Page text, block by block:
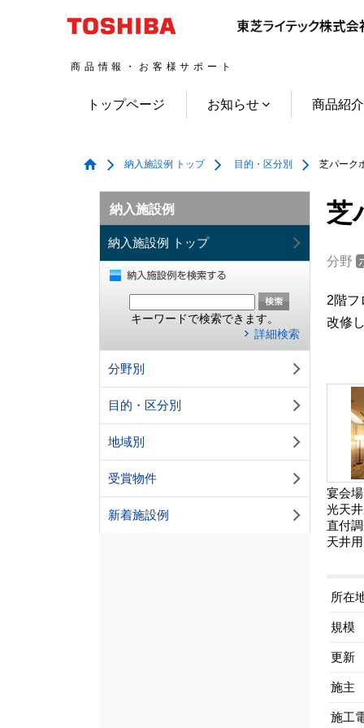
商品情報・お客様サポート
トップページ お知らせ 商品紹介
納入施設例 トップ 目的・区分別 芝パーク
納入施設例
納入施設例 トップ
キーワードで検索できます。
詳細検索
分野別
目的・区分別
地域別
受賞物件
新着施設例
芝
分野
2階フ
改修
宴会
光天
直付
天井
所在
規模
更新
施主
施工